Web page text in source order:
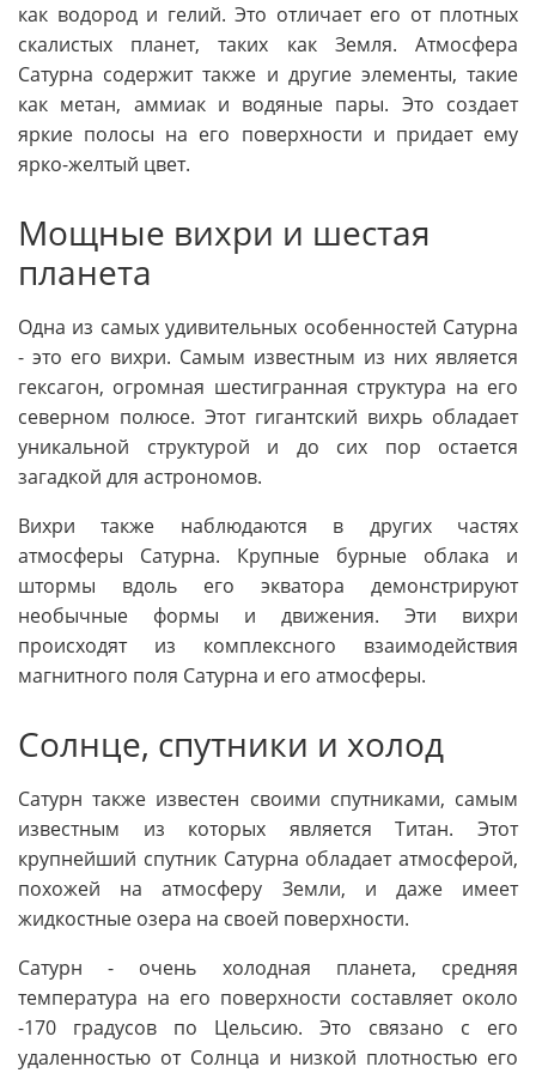
как водород и гелий. Это отличает его от плотных
скалистых планет, таких как Земля. Атмосфера
Сатурна содержит также и другие элементы, такие
как метан, аммиак и водяные пары. Это создает
яркие полосы на его поверхности и придает ему
ярко-желтый цвет.
Мощные вихри и шестая
планета
Одна из самых удивительных особенностей Сатурна
- это его вихри. Самым известным из них является
гексагон, огромная шестигранная структура на его
северном полюсе. Этот гигантский вихрь обладает
уникальной структурой и до сих пор остается
загадкой для астрономов.
Вихри также наблюдаются в других частях
атмосферы Сатурна. Крупные бурные облака и
штормы вдоль его экватора демонстрируют
необычные формы и движения. Эти вихри
происходят из комплексного взаимодействия
магнитного поля Сатурна и его атмосферы.
Солнце, спутники и холод
Сатурн также известен своими спутниками, самым
известным из которых является Титан. Этот
крупнейший спутник Сатурна обладает атмосферой,
похожей на атмосферу Земли, и даже имеет
жидкостные озера на своей поверхности.
Сатурн - очень холодная планета, средняя
температура на его поверхности составляет около
-170 градусов по Цельсию. Это связано с его
удаленностью от Солнца и низкой плотностью его